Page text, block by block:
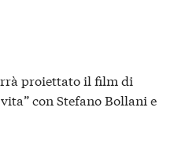
proiettato il film di
con Stefano Bollani e